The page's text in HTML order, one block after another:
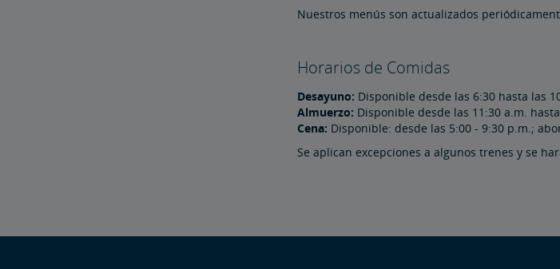
Nuestros menús son actualizados
Horarios de Comidas
Desayuno: Disponible desde las 6:30 hasta las
Almuerzo: Disponible desde las 11:30 a.m.
Cena: Disponible: desde las 5:00 - 9:30 p.m.;
Se aplican excepciones a algunos trenes y se